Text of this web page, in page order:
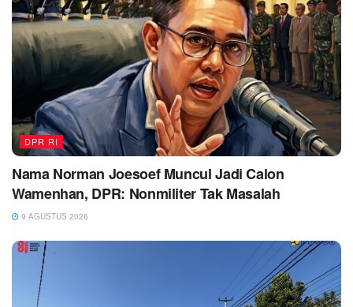
DPR RI
Nama Norman Joesoef Muncul Jadi Calon
Wamenhan, DPR: Nonmiliter Tak Masalah
9 AGUSTUS 2026